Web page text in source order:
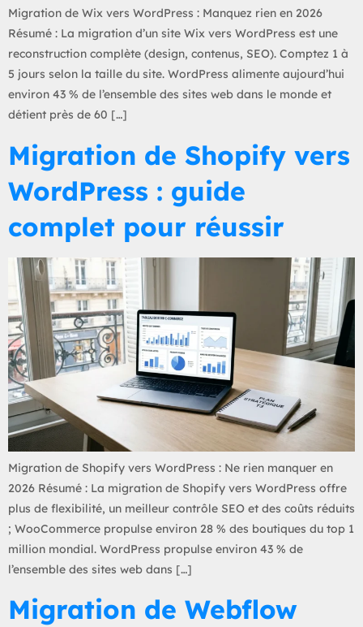
Migration de Wix vers WordPress : Manquez rien en 2026
Résumé : La migration d’un site Wix vers WordPress est une
reconstruction complète (design, contenus, SEO). Comptez 1 à
5 jours selon la taille du site. WordPress alimente aujourd’hui
environ 43 % de l’ensemble des sites web dans le monde et
détient près de 60 […]
Migration de Shopify vers
WordPress : guide
complet pour réussir
Migration de Shopify vers WordPress : Ne rien manquer en
2026 Résumé : La migration de Shopify vers WordPress offre
plus de flexibilité, un meilleur contrôle SEO et des coûts réduits
; WooCommerce propulse environ 28 % des boutiques du top 1
million mondial. WordPress propulse environ 43 % de
l’ensemble des sites web dans […]
Migration de Webflow